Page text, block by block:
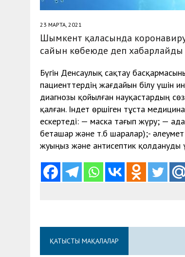
23 МАРТА, 2021
Шымкент қаласында
сайын көбеюде деп
Бүгін Денсаулық сақтау
пациенттердің жағдайын білу үшін
диагнозы қойылған науқастардың
қалған. Індет өршіген тұста
ескертеді: — маска тағып жүру; —
беташар және т.б шаралар);-
жуыңыз және антисептик қолдануды
ҚАТЫСТЫ МАҚАЛАЛАР